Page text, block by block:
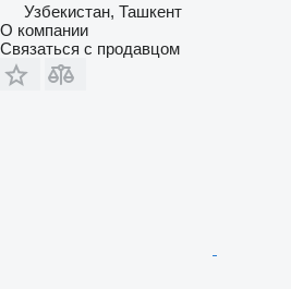
Узбекистан, Ташкент
О компании
Связаться с продавцом